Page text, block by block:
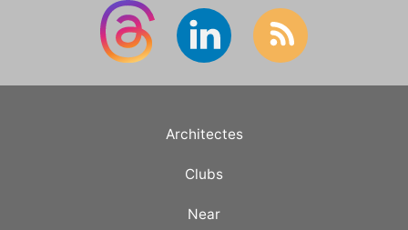
Architectes
Clubs
Near